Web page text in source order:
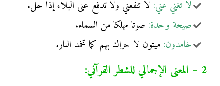
لا تغني عني: لا تنفعني ولا تدفع عنى البلاء إذا حل.
صيحة واحدة: صوتا مهلكا من السماء.
خامدون: ميتون لا حراك بهم كما تخمد النار.
2 – المعنى الإجمالي للشطر القرآني: